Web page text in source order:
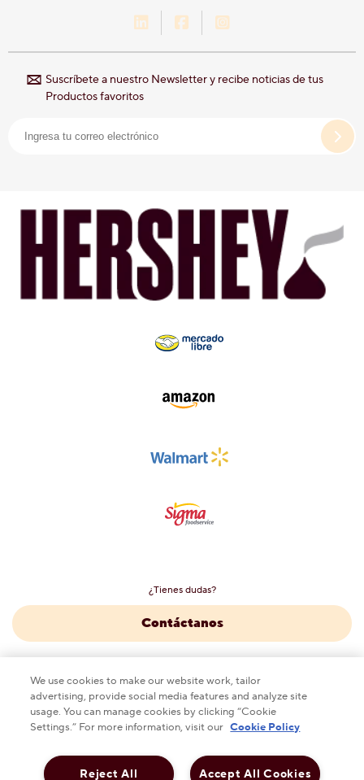
LinkedIn-Hershey-México
Facebook-Hershey-
Suscríbete a nuestro Newsletter y recibe noticias de tus
Productos favoritos
¿Tienes dudas?
Contáctanos
This checkbox when checked enables high contrast
ALTO CONTRASTE DESACTIVADO
Política de privacidad
Aviso legal
We use cookies to make our website work, tailor
advertising, provide social media features and analyze site
usage. You can manage cookies by clicking “Cookie
Settings.” For more information, visit our Cookie Policy
Accept All Cookies
Reject All